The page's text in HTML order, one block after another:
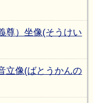
尊）坐像(そうけい
立像(ばとうかんの